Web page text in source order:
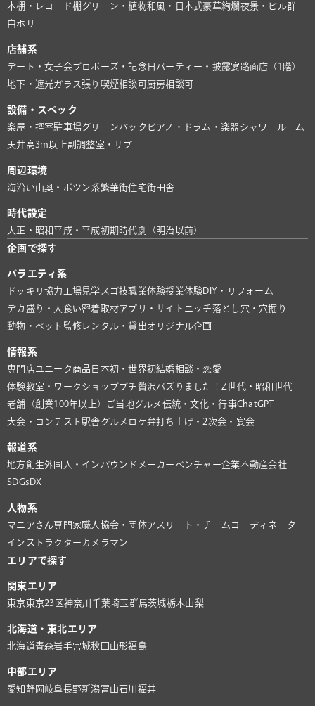
本棚・レコード棚グリーン・植物和風・日本式豪華絢爛夜景・ビル群
白ホリ
店舗系
デート・女子会プロポーズ・記念日 パーティー・披露宴路面店（1階）
地下・遮光ガラス張り 喫煙相談可厨房相談可
設備・スペック
楽屋・控室駐車場グリーンバック ピアノ・ドラム・楽器シャワールーム
天井高3m以上副調整室・サブ
周辺環境
海沿い山奥・ポツン系繁華街住宅街田舎
時代設定
大正・昭和平成・平成初期時代劇（明治以前）
企画で探す
バラエティ系
ドッキリ協力 工場見学 スゴ技職業体験授業体験DIY・リフォーム
デカ盛り・大食い密着取材アプリ・サイト ニッチ落とし穴・穴掘り
動物・ペット 監修レンタル・貸出オリジナル企画
情報系
専門店ユニーク商品 日本初・世界初結婚相談・恋愛
体験教室・ワークショッププチ贅沢 バズりました！ Z世代・昭和世代
老舗（創業100年以上）
ご当地グルメ 伝統・文化・行事ChatGPT
大会・コンテスト 駅舎グルメ ロケ弁打ち上げ・2次会・宴会
報道系
地方創生外国人・インバウンド メーカー ベンチャー企業不動産会社
SDGsDX
人物系
マニアさん専門家職人 協会・団体アスリート・チーム コーディネーター
インストラクターカメラマン
エリアで探す
関東エリア
東京東京23区神奈川 千葉埼玉群馬茨城栃木山梨
北海道・東北エリア
北海道青森岩手宮城秋田 山形福島
中部エリア
愛知 静岡 岐阜長野新潟富山石川 福井